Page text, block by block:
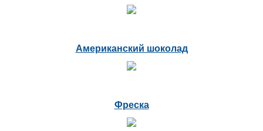
Американский шоколад
Фреска